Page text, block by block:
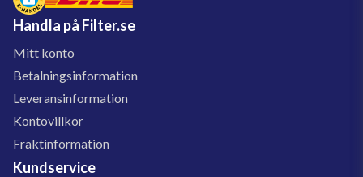
Handla på Filter.se
Mitt konto
Betalningsinformation
Leveransinformation
Kontovillkor
Fraktinformation
Kundservice